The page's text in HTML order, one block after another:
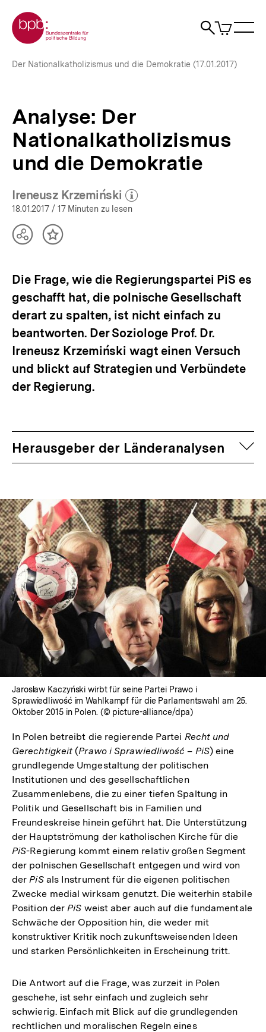
zum
Seiteninhalt
springen
Zur Startseite der bpb
Suche
Artikel
im
Analyse:
Demokratie
bpb.de
Brotkrümelnavigation
Pfadnavigation
Der Nationalkatholizismus und die Demokratie (17.01.2017)
Analyse: Der
Nationalkatholizismus
und die Demokratie
Ireneusz Krzemiński
(Mehr zum Autor)
öffnen
18.01.2017 / 17 Minuten zu lesen
TeilenInhalt
Die Frage, wie die Regierungspartei PiS es
geschafft hat, die polnische Gesellschaft
derart zu spalten, ist nicht einfach zu
beantworten. Der Soziologe Prof. Dr.
Ireneusz Krzemiński wagt einen Versuch
und blickt auf Strategien und Verbündete
der Regierung.
Herausgeber der Länderanalysen
Jarosław Kaczyński wirbt für seine Partei Prawo i
Sprawiedliwość im Wahlkampf für die Parlamentswahl am 25.
Oktober 2015 in Polen. (© picture-alliance/dpa)
In Polen betreibt die regierende Partei Recht und
Gerechtigkeit (Prawo i Sprawiedliwość – PiS) eine
grundlegende Umgestaltung der politischen
Institutionen und des gesellschaftlichen
Zusammenlebens, die zu einer tiefen Spaltung in
Politik und Gesellschaft bis in Familien und
Freundeskreise hinein geführt hat. Die Unterstützung
der Hauptströmung der katholischen Kirche für die
PiS-Regierung kommt einem relativ großen Segment
der polnischen Gesellschaft entgegen und wird von
derPiSals Instrument für die eigenen politischen
Zwecke medial wirksam genutzt. Die weiterhin stabile
Position derPiS weist aber auch auf die fundamentale
Schwäche der Opposition hin, die weder mit
konstruktiver Kritik noch zukunftsweisenden Ideen
und starken Persönlichkeiten in Erscheinung tritt.
Die Antwort auf die Frage, was zurzeit in Polen
geschehe, ist sehr einfach und zugleich sehr
schwierig. Einfach mit Blick auf die grundlegenden
rechtlichen und moralischen Regeln eines